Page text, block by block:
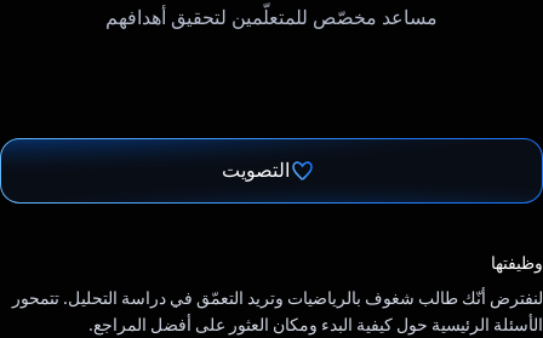
مساعد مخصّص للمتعلّمين لتحقيق أهدافهم
التصويت
وظيفتها
لنفترض أنّك طالب شغوف بالرياضيات وتريد التعمّق في دراسة التحليل. تتمحور
الأسئلة الرئيسية حول كيفية البدء ومكان العثور على أفضل المراجع.